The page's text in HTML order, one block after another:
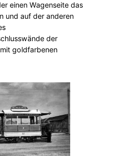
einen Wagenseite das
und auf der anderen
der
goldfarbenen